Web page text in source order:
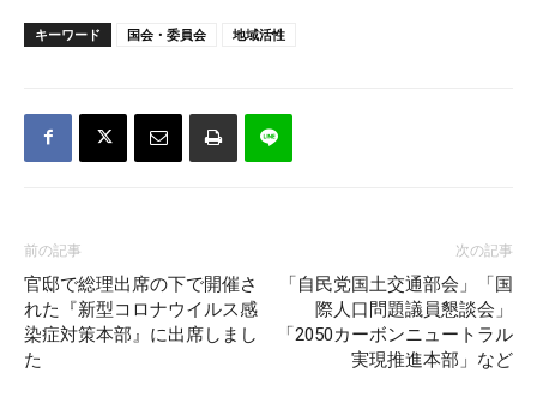
キーワード 国会・委員会 地域活性
前の記事
官邸で総理出席の下で開催さ
れた『新型コロナウイルス感
染症対策本部』に出席しまし
た
次の記事
「自民党国土交通部会」「国
際人口問題議員懇談会」
「2050カーボンニュートラル
実現推進本部」など